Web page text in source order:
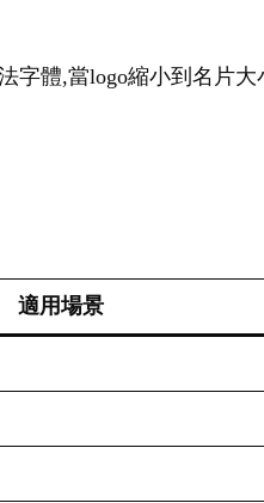
字體,當logo縮小到名片
適用場景